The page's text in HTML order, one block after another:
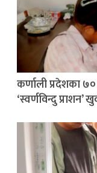
कर्णाली प्रदेशका
‘स्वर्णविन्दु प्राशन’